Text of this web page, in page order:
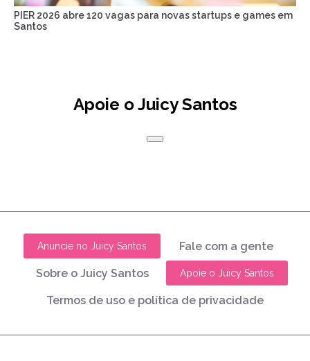
PIER 2026 abre 120 vagas para novas startups e games em
Santos
Apoie o Juicy Santos
Anuncie no Juicy Santos Fale com a gente
Sobre o Juicy Santos Apoie o Juicy Santos
Termos de uso e política de privacidade